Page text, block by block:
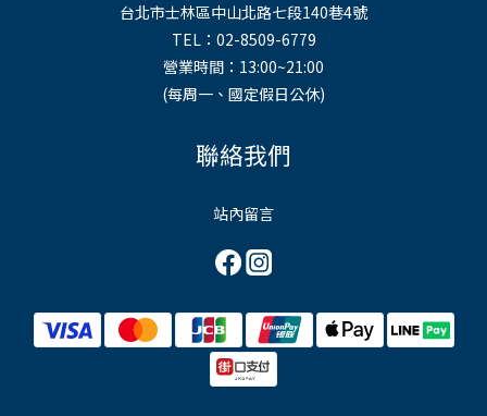
台北市士林區中山北路七段140巷4號
TEL：02-8509-6779
營業時間：13:00~21:00
(每周一、國定假日公休)
聯絡我們
站內留言